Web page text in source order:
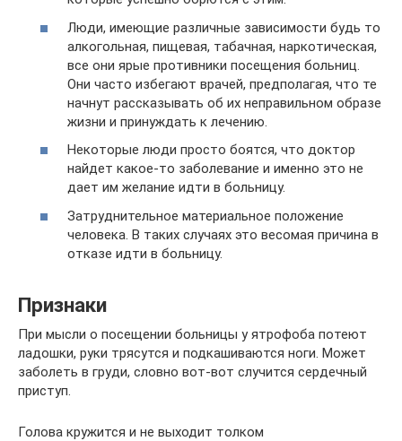
Люди, имеющие различные зависимости будь то
алкогольная, пищевая, табачная, наркотическая,
все они ярые противники посещения больниц.
Они часто избегают врачей, предполагая, что те
начнут рассказывать об их неправильном образе
жизни и принуждать к лечению.
Некоторые люди просто боятся, что доктор
найдет какое-то заболевание и именно это не
дает им желание идти в больницу.
Затруднительное материальное положение
человека. В таких случаях это весомая причина в
отказе идти в больницу.
Признаки
При мысли о посещении больницы у ятрофоба потеют
ладошки, руки трясутся и подкашиваются ноги. Может
заболеть в груди, словно вот-вот случится сердечный
приступ.
Голова кружится и не выходит толком